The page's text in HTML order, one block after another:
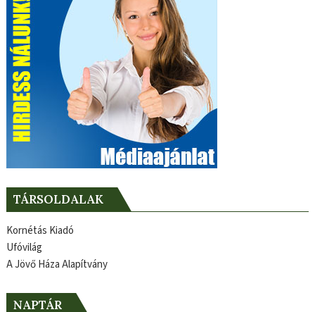
TÁRSOLDALAK
Kornétás Kiadó
Ufóvilág
A Jövő Háza Alapítvány
NAPTÁR